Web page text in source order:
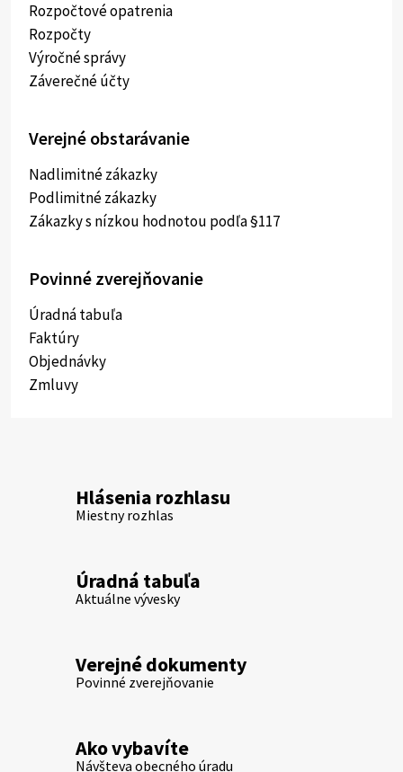
Rozpočtové opatrenia
Rozpočty
Výročné správy
Záverečné účty
Verejné obstarávanie
Nadlimitné zákazky
Podlimitné zákazky
Zákazky s nízkou hodnotou podľa §117
Povinné zverejňovanie
Úradná tabuľa
Faktúry
Objednávky
Zmluvy
Hlásenia rozhlasu
Miestny rozhlas
Úradná tabuľa
Aktuálne vývesky
Verejné dokumenty
Povinné zverejňovanie
Ako vybavíte
Návšteva obecného úradu